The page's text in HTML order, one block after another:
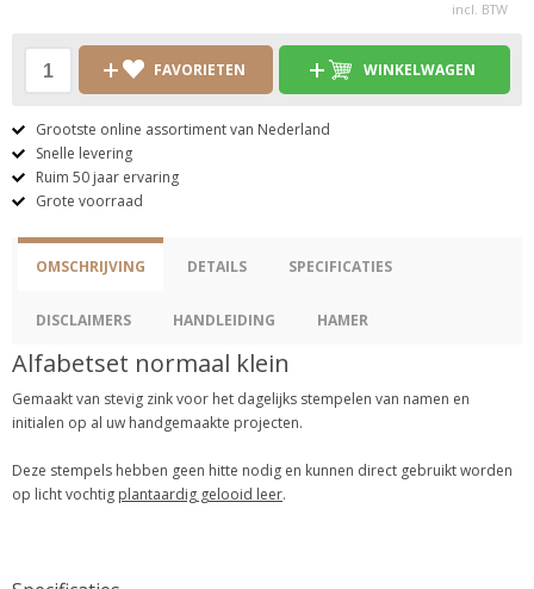
incl. BTW
FAVORIETEN WINKELWAGEN
Grootste online assortiment van Nederland
Snelle levering
Ruim 50 jaar ervaring
Grote voorraad
OMSCHRIJVING DETAILS SPECIFICATIES
DISCLAIMERS HANDLEIDING HAMER
Alfabetset normaal klein
Gemaakt van stevig zink voor het dagelijks stempelen van namen en
initialen op al uw handgemaakte projecten.
Deze stempels hebben geen hitte nodig en kunnen direct gebruikt worden
op licht vochtig plantaardig gelooid leer.